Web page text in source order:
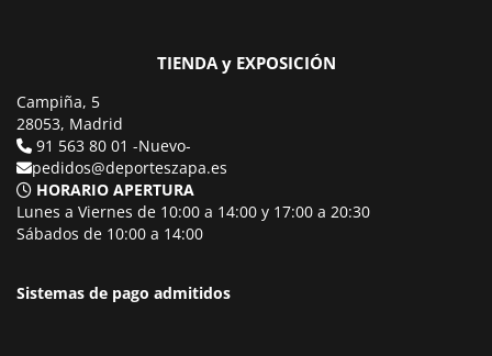
TIENDA y EXPOSICIÓN
Campiña, 5
28053, Madrid
91 563 80 01 -Nuevo-
pedidos@deporteszapa.es
HORARIO APERTURA
Lunes a Viernes de 10:00 a 14:00 y 17:00 a 20:30
Sábados de 10:00 a 14:00
Sistemas de pago admitidos